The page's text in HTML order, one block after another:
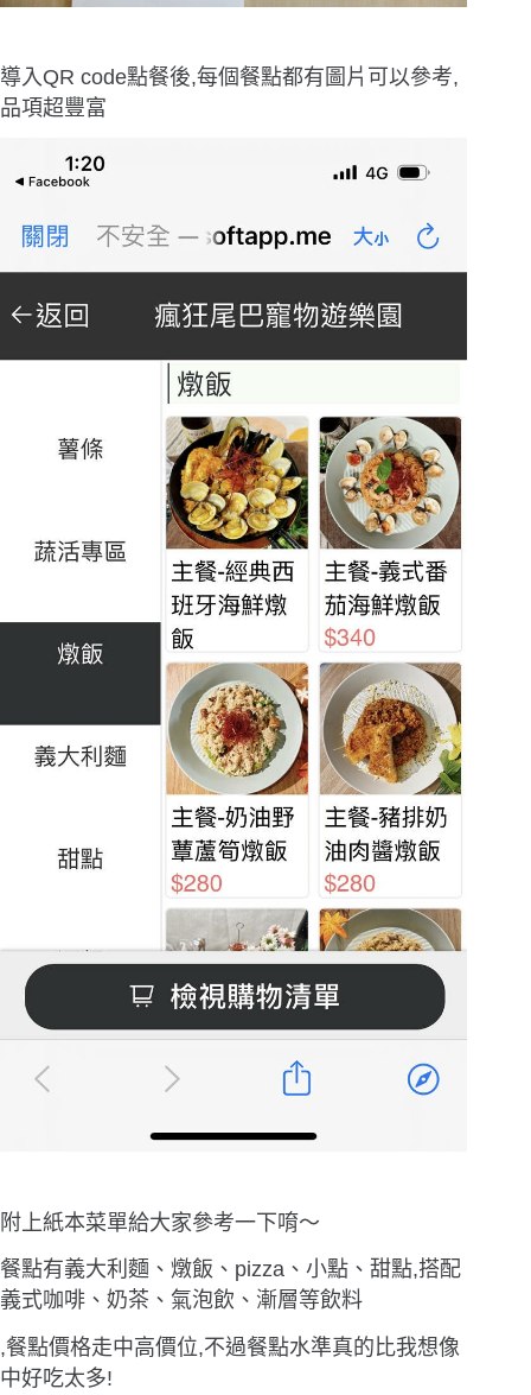
導入QR code點餐後,每個餐點都有圖片可以參考,
品項超豐富
附上紙本菜單給大家參考一下唷〜
餐點有義大利麵、燉飯、pizza、小點、甜點,搭配
義式咖啡、奶茶、氣泡飲、漸層等飲料
,餐點價格走中高價位,不過餐點水準真的比我想像
中好吃太多!